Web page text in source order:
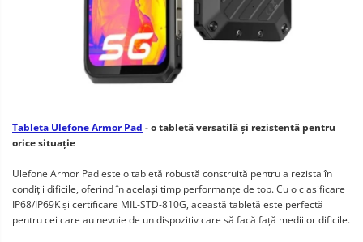
Tableta Ulefone Armor Pad - o tabletă versatilă și rezistentă pentru
orice situație
Ulefone Armor Pad este o tabletă robustă construită pentru a rezista în
condiții dificile, oferind în același timp performanțe de top. Cu o clasificare
IP68/IP69K și certificare MIL-STD-810G, această tabletă este perfectă
pentru cei care au nevoie de un dispozitiv care să facă față mediilor dificile.